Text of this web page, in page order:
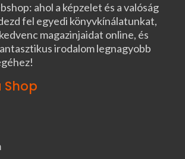
ahol a képzelet és a valóság
fel egyedi könyvkínálatunkat,
magazinjaidat online, és
irodalom legnagyobb